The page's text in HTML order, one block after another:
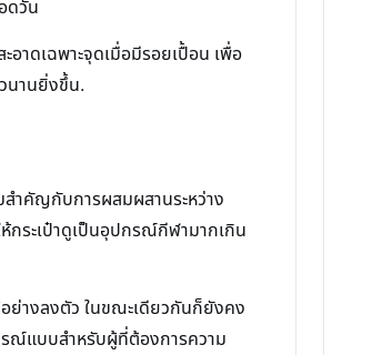
ดวัน
อาดเฉพาะจุดเมื่อมีรอยเปื้อน เพื่อ
นานยิ่งขึ้น.
ำคัญกับการผสมผสานระหว่าง
ห้กระเป๋าดูเป็นอุปกรณ์กีฬามากเกิน
ย่างลงตัว ในขณะเดียวกันก็ยังคง
รณ์แบบสำหรับผู้ที่ต้องการความ